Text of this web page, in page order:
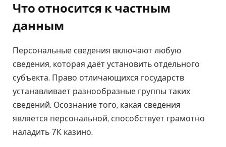
Что относится к частным
данным
Персональные сведения включают любую
сведения, которая даёт установить отдельного
субъекта. Право отличающихся государств
устанавливает разнообразные группы таких
сведений. Осознание того, какая сведения
является персональной, способствует грамотно
наладить 7К казино.